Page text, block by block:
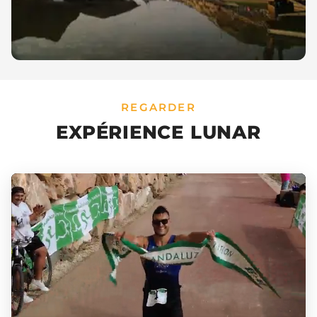
REGARDER
EXPÉRIENCE LUNAR